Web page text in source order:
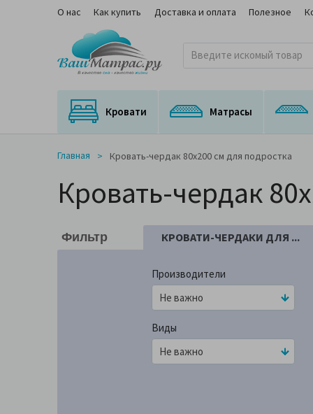
О нас Как купить Доставка и оплата Полезное
Кровати Матрасы
Главная Кровать-чердак 80x200 см для подростка
Кровать-чердак
Фильтр КРОВАТИ-ЧЕРДАКИ ДЛЯ ...
Производители
Виды